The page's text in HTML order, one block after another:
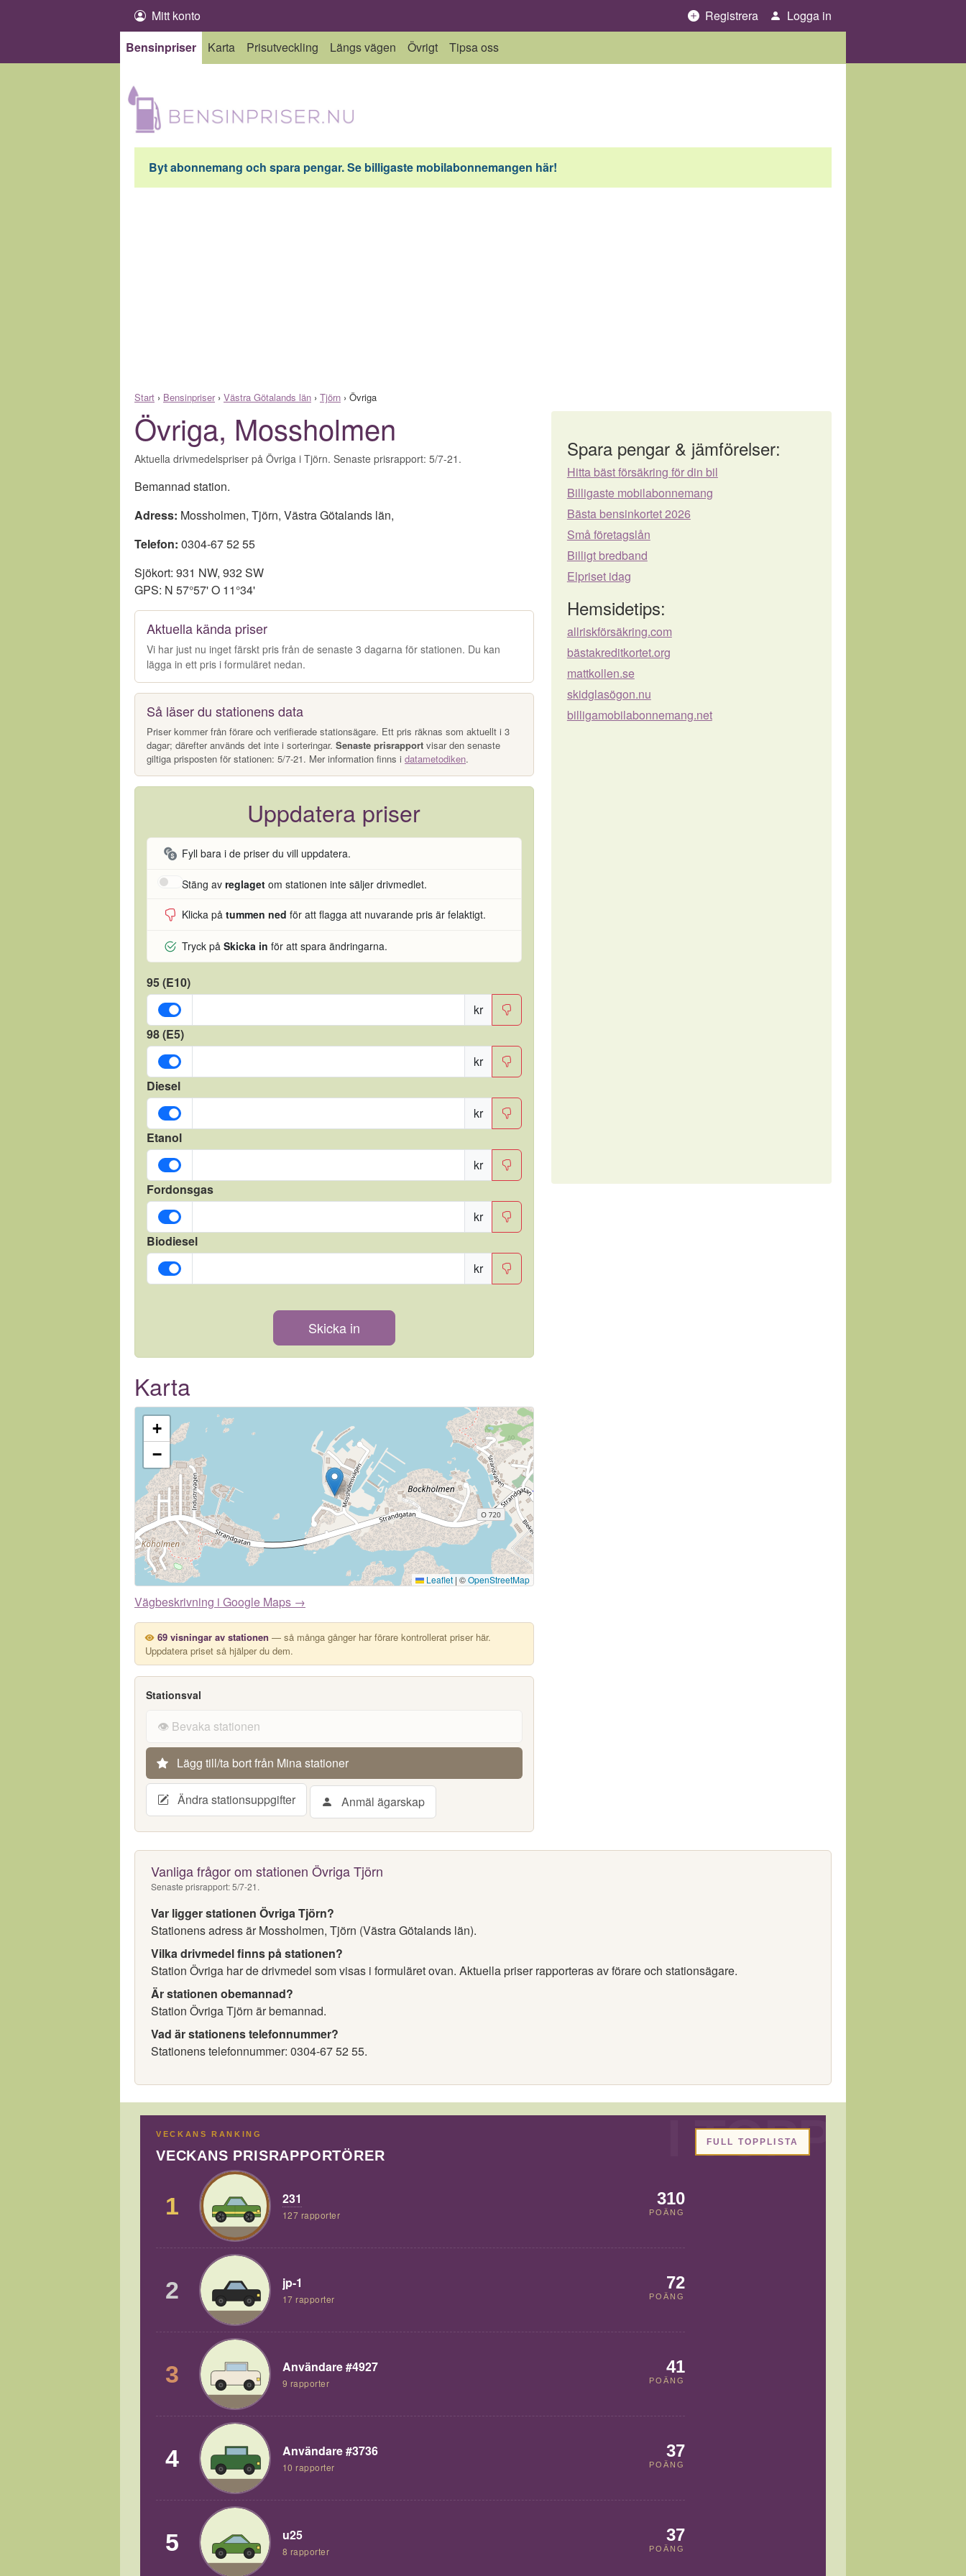
Mitt konto Registrera
Logga in
Bensinpriser
Karta Prisutveckling Längs vägen Övrigt Tipsa oss
Byt abonnemang och spara pengar. Se billigaste mobilabonnemangen här!
Start › Bensinpriser› Västra Götalands län › Tjörn › Övriga
Övriga, Mossholmen
Aktuella drivmedelspriser på Övriga i Tjörn. Senaste prisrapport: 5/7-21.
Bemannad station.
Adress: Mossholmen, Tjörn, Västra Götalands län,
Telefon: 0304-67 52 55
Sjökort: 931 NW, 932 SW
GPS: N 57°57' O 11°34'
Aktuella kända priser
Vi har just nu inget färskt pris från de senaste 3 dagarna för stationen. Du kan
lägga in ett pris i formuläret nedan.
Så läser du stationens data
Priser kommer från förare och verifierade stationsägare. Ett pris räknas som aktuellt i 3
dagar; därefter används det inte i sorteringar. Senaste prisrapport visar den senaste
giltiga prisposten för stationen: 5/7-21. Mer information finns i datametodiken.
Uppdatera priser
Fyll bara i de priser du vill uppdatera.
Stäng av reglaget om stationen inte säljer drivmedlet.
Klicka på tummen ned för att flagga att nuvarande pris är felaktigt.
Tryck på Skicka in för att spara ändringarna.
95 (E10)
kr
98 (E5)
kr
Diesel
kr
Etanol
kr
Fordonsgas
kr
Biodiesel
kr
Skicka in
Karta
+
−
Leaflet | ©OpenStreetMap
Vägbeskrivning i Google Maps →
69 visningar av stationen — så många gånger har förare kontrollerat priser här.
Uppdatera priset så hjälper du dem.
Stationsval
👁️ Bevaka stationen
Lägg till/ta bort från Mina stationer
Ändra stationsuppgifter Anmäl ägarskap
Spara pengar & jämförelser:
Hitta bäst försäkring för din bil
Billigaste mobilabonnemang
Bästa bensinkortet 2026
Små företagslån
Billigt bredband
Elpriset idag
Hemsidetips:
allriskförsäkring.com
bästakreditkortet.org
mattkollen.se
skidglasögon.nu
billigamobilabonnemang.net
Vanliga frågor om stationen Övriga Tjörn
Senaste prisrapport: 5/7-21.
Var ligger stationen Övriga Tjörn?
Stationens adress är Mossholmen, Tjörn (Västra Götalands län).
Vilka drivmedel finns på stationen?
Station Övriga har de drivmedel som visas i formuläret ovan. Aktuella priser rapporteras av förare och stationsägare.
Är stationen obemannad?
Station Övriga Tjörn är bemannad.
Vad är stationens telefonnummer?
Stationens telefonnummer: 0304-67 52 55.
VECKANS RANKING
VECKANS PRISRAPPORTÖRER
1 231
127 rapporter
310
POÄNG
2 jp-1
17 rapporter
72
POÄNG
3 Användare #4927
9 rapporter
41
POÄNG
4 Användare #3736
10 rapporter
37
POÄNG
5 u25
8 rapporter
37
POÄNG
FULL TOPPLISTA